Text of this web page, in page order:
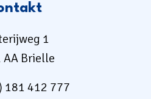
1
AA Brielle
181 412 777